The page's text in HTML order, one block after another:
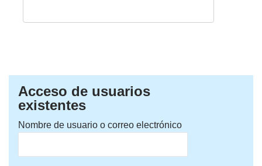
Acceso de usuarios
existentes
Nombre de usuario o correo electrónico